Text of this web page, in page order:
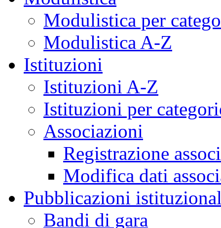
Modulistica per
Modulistica A-Z
Istituzioni
Istituzioni A-Z
Istituzioni per
Associazioni
Registrazione
Modifica dati
Pubblicazioni
Bandi di gara